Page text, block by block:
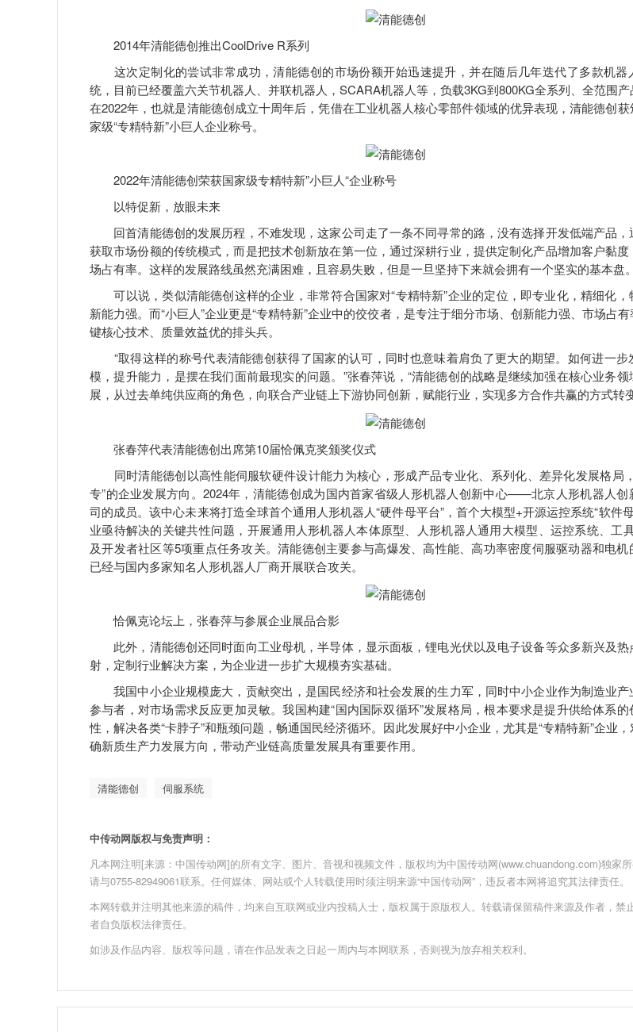
2014年清能德创推出CoolDrive R系列
这次定制化的尝试非常成功，清能德创的市场份额开始迅速提升，并在随后几年迭代了多款机器
统，目前已经覆盖六关节机器人、并联机器人，SCARA机器人等，负载3KG到800KG全系列、全范围
在2022年，也就是清能德创成立十周年后，凭借在工业机器人核心零部件领域的优异表现，清能德创
家级“专精特新”小巨人企业称号。
2022年清能德创荣获国家级专精特新”小巨人“企业称号
以特促新，放眼未来
回首清能德创的发展历程，不难发现，这家公司走了一条不同寻常的路，没有选择开发低端产品，
获取市场份额的传统模式，而是把技术创新放在第一位，通过深耕行业，提供定制化产品增加客户黏
场占有率。这样的发展路线虽然充满困难，且容易失败，但是一旦坚持下来就会拥有一个坚实的基本盘。
可以说，类似清能德创这样的企业，非常符合国家对“专精特新”企业的定位，即专业化，精细化，
新能力强。而“小巨人”企业更是“专精特新”企业中的佼佼者，是专注于细分市场、创新能力强、市场占
键核心技术、质量效益优的排头兵。
“取得这样的称号代表清能德创获得了国家的认可，同时也意味着肩负了更大的期望。如何进一步
模，提升能力，是摆在我们面前最现实的问题。”张春萍说，“清能德创的战略是继续加强在核心业务
展，从过去单纯供应商的角色，向联合产业链上下游协同创新，赋能行业，实现多方合作共赢的方式转
张春萍代表清能德创出席第10届恰佩克奖颁奖仪式
同时清能德创以高性能伺服软硬件设计能力为核心，形成产品专业化、系列化、差异化发展格局
专”的企业发展方向。2024年，清能德创成为国内首家省级人形机器人创新中心——北京人形机器人创
司的成员。该中心未来将打造全球首个通用人形机器人“硬件母平台”，首个大模型+开源运控系统“软件
业亟待解决的关键共性问题，开展通用人形机器人本体原型、人形机器人通用大模型、运控系统、工
及开发者社区等5项重点任务攻关。清能德创主要参与高爆发、高性能、高功率密度伺服驱动器和电
已经与国内多家知名人形机器人厂商开展联合攻关。
恰佩克论坛上，张春萍与参展企业展品合影
此外，清能德创还同时面向工业母机，半导体，显示面板，锂电光伏以及电子设备等众多新兴及热
射，定制行业解决方案，为企业进一步扩大规模夯实基础。
我国中小企业规模庞大，贡献突出，是国民经济和社会发展的生力军，同时中小企业作为制造业产
参与者，对市场需求反应更加灵敏。我国构建“国内国际双循环”发展格局，根本要求是提升供给体系
性，解决各类“卡脖子”和瓶颈问题，畅通国民经济循环。因此发展好中小企业，尤其是“专精特新”企业
确新质生产力发展方向，带动产业链高质量发展具有重要作用。
清能德创 伺服系统
中传动网版权与免责声明：
凡本网注明[来源：中国传动网]的所有文字、图片、音视和视频文件，版权均为中国传动网(www.chuandong.com)独家
请与0755-82949061联系。任何媒体、网站或个人转载使用时须注明来源“中国传动网”，违反者本网将追究其法律责任。
本网转载并注明其他来源的稿件，均来自互联网或业内投稿人士，版权属于原版权人。转载请保留稿件来源及作者，禁
者自负版权法律责任。
如涉及作品内容、版权等问题，请在作品发表之日起一周内与本网联系，否则视为放弃相关权利。